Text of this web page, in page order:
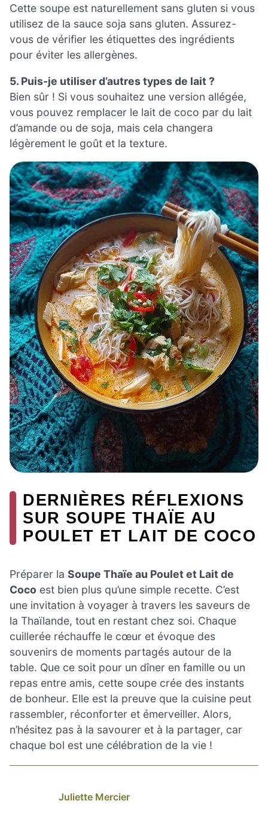
Cette soupe est naturellement sans gluten si vous
utilisez de la sauce soja sans gluten. Assurez-
vous de vérifier les étiquettes des ingrédients
pour éviter les allergènes.
5. Puis-je utiliser d’autres types de lait ?
Bien sûr ! Si vous souhaitez une version allégée,
vous pouvez remplacer le lait de coco par du lait
d’amande ou de soja, mais cela changera
légèrement le goût et la texture.
DERNIÈRES RÉFLEXIONS
SUR SOUPE THAÏE AU
POULET ET LAIT DE COCO
Préparer la Soupe Thaïe au Poulet et Lait de
Coco est bien plus qu’une simple recette. C’est
une invitation à voyager à travers les saveurs de
la Thaïlande, tout en restant chez soi. Chaque
cuillerée réchauffe le cœur et évoque des
souvenirs de moments partagés autour de la
table. Que ce soit pour un dîner en famille ou un
repas entre amis, cette soupe crée des instants
de bonheur. Elle est la preuve que la cuisine peut
rassembler, réconforter et émerveiller. Alors,
n’hésitez pas à la savourer et à la partager, car
chaque bol est une célébration de la vie !
Juliette Mercier